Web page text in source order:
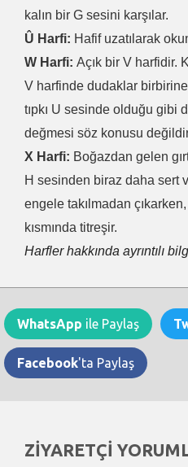
kalın bir G sesini karşılar.
Û Harfi: Hafif uzatılarak
W Harfi: Açık bir V harfidir.
V harfinde dudaklar
tıpkı U sesinde olduğu gibi
değmesi söz konusu
X Harfi: Boğazdan gelen
H sesinden biraz daha sert
engele takılmadan
kısmında titreşir.
Harfler hakkında ayrıntılı
WhatsApp ile Paylaş
Facebook'ta Paylaş
ZİYARETÇİ